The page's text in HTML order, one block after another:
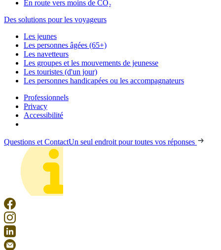
En route vers moins de CO₂
Des solutions pour les voyageurs
Les jeunes
Les personnes âgées (65+)
Les navetteurs
Les groupes et les mouvements de jeunesse
Les touristes (d'un jour)
Les personnes handicapées ou les accompagnateurs
Professionnels
Privacy
Accessibilité
Questions et ContactUn seul endroit pour toutes vos réponses